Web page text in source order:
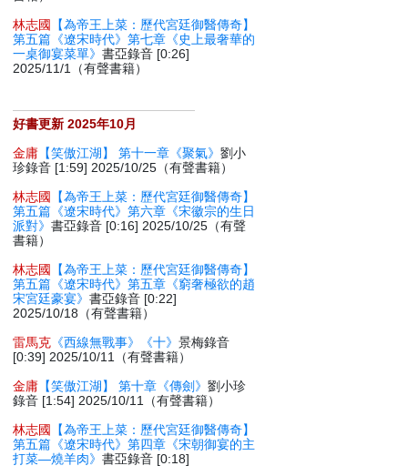
林志國
【為帝王上菜：歷代宮廷御醫傳奇】
第五篇《遼宋時代》第七章《史上最奢華的
一桌御宴菜單》書亞錄音 [0:26]
2025/11/1（有聲書籍）
好書更新 2025年10月
金庸 【笑傲江湖】 第十一章《聚氣》劉小
珍錄音 [1:59] 2025/10/25（有聲書籍）
林志國
【為帝王上菜：歷代宮廷御醫傳奇】
第五篇《遼宋時代》第六章《宋徽宗的生日
派對》書亞錄音 [0:16] 2025/10/25（有聲
書籍）
林志國
【為帝王上菜：歷代宮廷御醫傳奇】
第五篇《遼宋時代》第五章《窮奢極欲的趙
宋宮廷豪宴》書亞錄音 [0:22]
2025/10/18（有聲書籍）
雷馬克 《西線無戰事》《十》景梅錄音
[0:39] 2025/10/11（有聲書籍）
金庸 【笑傲江湖】 第十章《傳劍》劉小珍
錄音 [1:54] 2025/10/11（有聲書籍）
林志國
【為帝王上菜：歷代宮廷御醫傳奇】
第五篇《遼宋時代》第四章《宋朝御宴的主
打菜—燒羊肉》書亞錄音 [0:18]